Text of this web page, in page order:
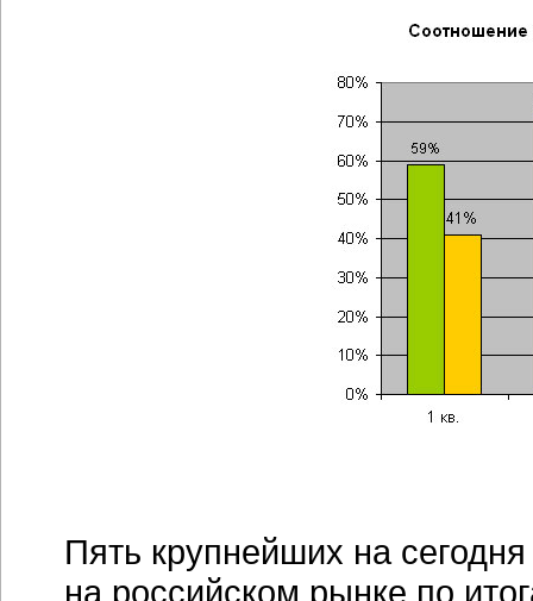
Пять крупнейших на
на российском рынке по